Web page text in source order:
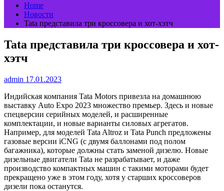
Home
Новости
Tata представила три кроссовера и хот-хэтч
Tata представила три кроссовера и хот-
хэтч
admin 17.01.2023
Индийская компания Tata Motors привезла на домашнюю
выставку Auto Expo 2023 множество премьер. Здесь и новые
спецверсии серийных моделей, и расширенные
комплектации, и новые варианты силовых агрегатов.
Например, для моделей Tata Altroz и Tata Punch предложены
газовые версии iCNG (с двумя баллонами под полом
багажника), которые должны стать заменой дизелю. Новые
дизельные двигатели Tata не разрабатывает, и даже
производство компактных машин с такими моторами будет
прекращено уже в этом году, хотя у старших кроссоверов
дизели пока останутся.